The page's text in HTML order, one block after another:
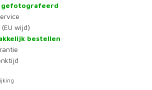
gefotografeerd
wijd)
bestellen